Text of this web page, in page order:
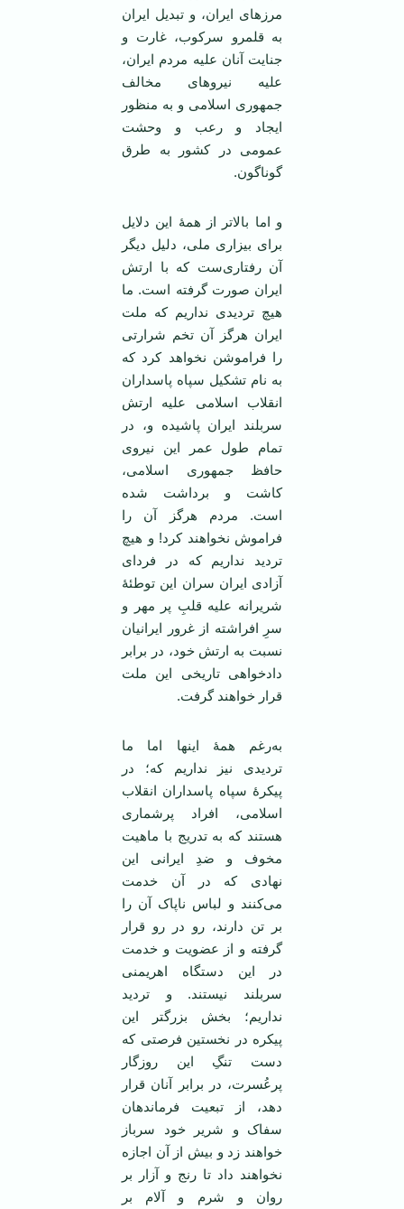
مرزهای ایران، و تبدیل ایران
به قلمرو سرکوب، غارت و
جنایت آنان علیه مردم ایران،
علیه نیروهای مخالف
جمهوری اسلامی و به منظور
ایجاد و رعب و وحشت
عمومی در کشور به طرق
گوناگون.
و اما بالاتر از همۀ این دلایل
برای بیزاری ملی، دلیل دیگر
آن رفتاری‌ست که با ارتش
ایران صورت گرفته است. ما
هیچ تردیدی نداریم که ملت
ایران هرگز آن تخم شرارتی
را فراموشن نخواهد کرد که
به نام تشکیل سپاه پاسداران
انقلاب اسلامی علیه ارتش
سربلند ایران پاشیده و، در
تمام طول عمر این نیروی
حافظ جمهوری اسلامی،
کاشت و برداشت شده
است. مردم هرگز آن را
فراموش نخواهند کرد! و هیچ
تردید نداریم که در فردای
آزادی ایران سران این توطئۀ
شریرانه علیه قلبِ پر مهر و
سرِ افراشته از غرور ایرانیان
نسبت به ارتش خود، در برابر
دادخواهی تاریخی این ملت
قرار خواهند گرفت.
به‌رغم همۀ اینها اما ما
تردیدی نیز نداریم که؛ در
پیکرۀ سپاه پاسداران انقلاب
اسلامی، افراد پرشماری
هستند که به تدریج با ماهیت
مخوف و ضدِ ایرانی این
نهادی که در آن خدمت
می‌کنند و لباس ناپاک آن را
بر تن دارند، رو در رو قرار
گرفته و از عضویت و خدمت
در این دستگاه اهریمنی
سربلند نیستند. و تردید
نداریم؛ بخش بزرگتر این
پیکره در نخستین فرصتی که
دست تنگِ این روزگار
پرعُسرت، در برابر آنان قرار
دهد، از تبعیت فرماندهان
سفاک و شریر خود سرباز
خواهند زد و بیش از آن اجازه
نخواهند داد تا رنج و آزار بر
روان و شرم و آلام بر